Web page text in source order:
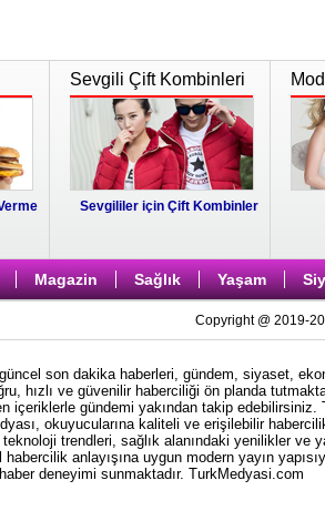
Sevgili Çift Kombinleri
Sevgililer için Çift Kombinler
Magazin Sağlık Yaşam
Copyright @ 2019-
son dakika haberleri, gündem, siyaset,
hızlı ve güvenilir haberciliği ön planda
içeriklerle gündemi yakından takip
okuyucularına kaliteli ve erişilebilir
trendleri, sağlık alanındaki yenilikler
habercilik anlayışına uygun modern yayın
deneyimi sunmaktadır. TurkMedyasi.com